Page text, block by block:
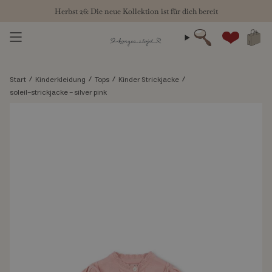
springen
Herbst 26: Die neue Kollektion ist für dich bereit
Suche
Start / Kinderkleidung / Tops / Kinder Strickjacke /
soleil-strickjacke - silver pink